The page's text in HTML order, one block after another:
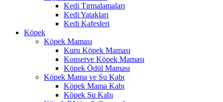
Kedi Tırmalamaları
Kedi Yatakları
Kedi Kafesleri
Köpek
Köpek Maması
Kuru Köpek Maması
Konserve Köpek Maması
Köpek Ödül Maması
Köpek Mama ve Su Kabı
Köpek Mama Kabı
Köpek Su Kabı